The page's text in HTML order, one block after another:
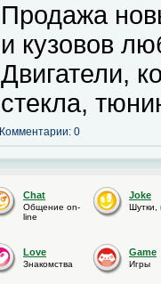
Продажа
и кузовов
Двигатели,
стекла,
Комментарии: 0
Chat
Общение on-
line
Joke
Шутки,
Love
Знакомства
Game
Игры